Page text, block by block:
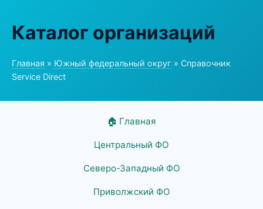
Каталог организаций
Главная » Южный федеральный округ » Справочник
Service Direct
🏠 Главная
Центральный ФО
Северо-Западный ФО
Приволжский ФО